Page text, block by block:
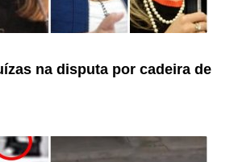
na disputa por cadeira de